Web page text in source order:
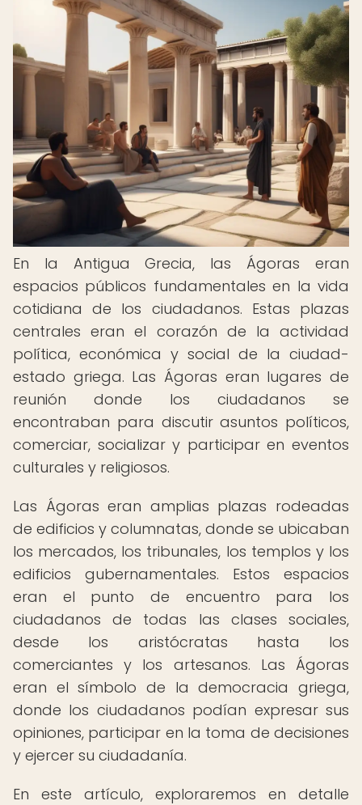
En la Antigua Grecia, las Ágoras eran
espacios públicos fundamentales en la vida
cotidiana de los ciudadanos. Estas plazas
centrales eran el corazón de la actividad
política, económica y social de la ciudad-
estado griega. Las Ágoras eran lugares de
reunión donde los ciudadanos se
encontraban para discutir asuntos políticos,
comerciar, socializar y participar en eventos
culturales y religiosos.
Las Ágoras eran amplias plazas rodeadas
de edificios y columnatas, donde se ubicaban
los mercados, los tribunales, los templos y los
edificios gubernamentales. Estos espacios
eran el punto de encuentro para los
ciudadanos de todas las clases sociales,
desde los aristócratas hasta los
comerciantes y los artesanos. Las Ágoras
eran el símbolo de la democracia griega,
donde los ciudadanos podían expresar sus
opiniones, participar en la toma de decisiones
y ejercer su ciudadanía.
En este artículo, exploraremos en detalle